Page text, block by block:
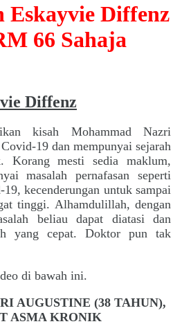
Eskayvie Diffenz
66 Sahaja
Diffenz
kisah Mohammad Nazri
19 dan mempunyai sejarah
Korang mesti sedia maklum,
masalah pernafasan seperti
kecenderungan untuk sampai
tinggi. Alhamdulillah, dengan
beliau dapat diatasi dan
yang cepat. Doktor pun tak
di bawah ini.
AUGUSTINE (38 TAHUN),
ASMA KRONIK